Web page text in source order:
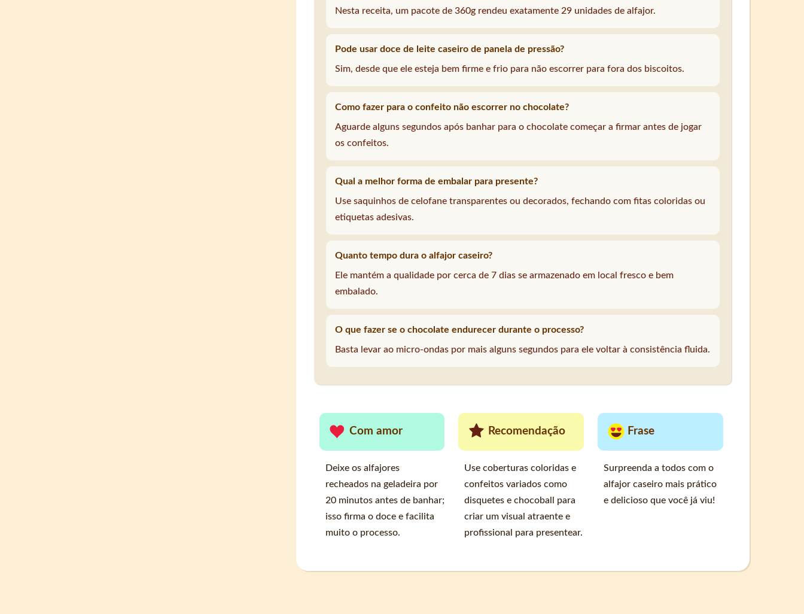
Nesta receita, um pacote de 360g rendeu exatamente 29 unidades de alfajor.
Pode usar doce de leite caseiro de panela de pressão?
Sim, desde que ele esteja bem firme e frio para não escorrer para fora dos biscoitos.
Como fazer para o confeito não escorrer no chocolate?
Aguarde alguns segundos após banhar para o chocolate começar a firmar antes de jogar
os confeitos.
Qual a melhor forma de embalar para presente?
Use saquinhos de celofane transparentes ou decorados, fechando com fitas coloridas ou
etiquetas adesivas.
Quanto tempo dura o alfajor caseiro?
Ele mantém a qualidade por cerca de 7 dias se armazenado em local fresco e bem
embalado.
O que fazer se o chocolate endurecer durante o processo?
Basta levar ao micro-ondas por mais alguns segundos para ele voltar à consistência fluida.
Com amor
Deixe os alfajores
recheados na geladeira por
20 minutos antes de banhar;
isso firma o doce e facilita
muito o processo.
Recomendação
Use coberturas coloridas e
confeitos variados como
disquetes e chocoball para
criar um visual atraente e
profissional para presentear.
Frase
Surpreenda a todos com o
alfajor caseiro mais prático
e delicioso que você já viu!